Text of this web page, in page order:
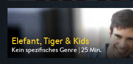
am 09.08.2026, 17:00
Elefant, Tiger & Kids
Kein spezifisches Genre | 25 Min.
Ausgestrahlt von ARD